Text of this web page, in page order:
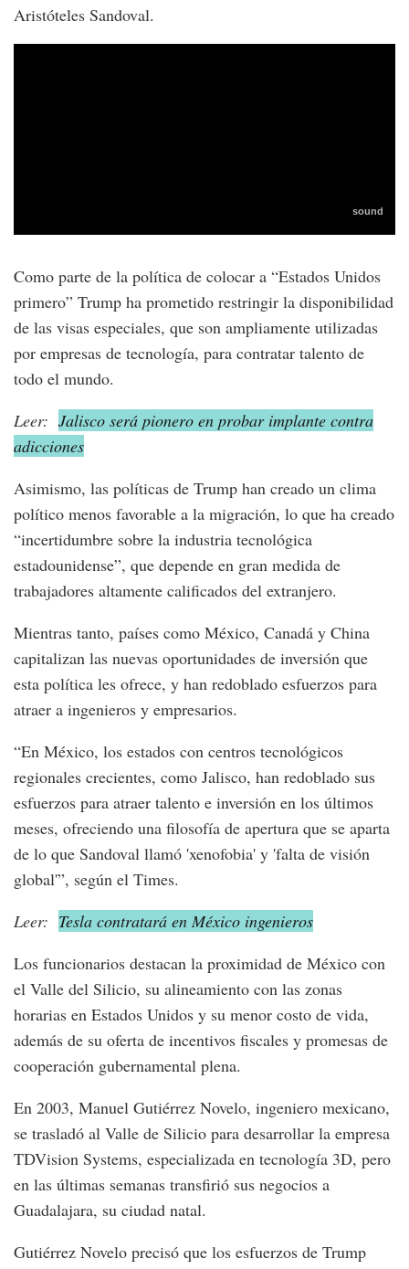
Aristóteles Sandoval.
Como parte de la política de colocar a “Estados Unidos
primero” Trump ha prometido restringir la disponibilidad
de las visas especiales, que son ampliamente utilizadas
por empresas de tecnología, para contratar talento de
todo el mundo.
Leer: Jalisco será pionero en probar implante contra
adicciones
Asimismo, las políticas de Trump han creado un clima
político menos favorable a la migración, lo que ha creado
“incertidumbre sobre la industria tecnológica
estadounidense”, que depende en gran medida de
trabajadores altamente calificados del extranjero.
Mientras tanto, países como México, Canadá y China
capitalizan las nuevas oportunidades de inversión que
esta política les ofrece, y han redoblado esfuerzos para
atraer a ingenieros y empresarios.
“En México, los estados con centros tecnológicos
regionales crecientes, como Jalisco, han redoblado sus
esfuerzos para atraer talento e inversión en los últimos
meses, ofreciendo una filosofía de apertura que se aparta
de lo que Sandoval llamó 'xenofobia' y 'falta de visión
global'”, según el Times.
Leer: Tesla contratará en México ingenieros
Los funcionarios destacan la proximidad de México con
el Valle del Silicio, su alineamiento con las zonas
horarias en Estados Unidos y su menor costo de vida,
además de su oferta de incentivos fiscales y promesas de
cooperación gubernamental plena.
En 2003, Manuel Gutiérrez Novelo, ingeniero mexicano,
se trasladó al Valle de Silicio para desarrollar la empresa
TDVision Systems, especializada en tecnología 3D, pero
en las últimas semanas transfirió sus negocios a
Guadalajara, su ciudad natal.
Gutiérrez Novelo precisó que los esfuerzos de Trump